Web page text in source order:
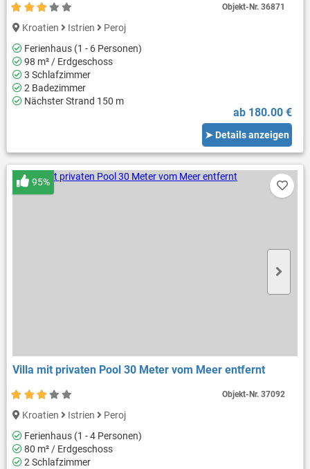
Kroatien Istrien
Peroj
Ferienhaus (1 - 6 Personen)
98 m² / Erdgeschoss
3 Schlafzimmer
2 Badezimmer
Nächster Strand 150 m
ab 180.00 €
➤ Details anzeigen
Objekt-Nr.36871
Villa mit privaten Pool 30 Meter vom Meer entfernt
95%
Kroatien Istrien
Peroj
Ferienhaus (1 - 4 Personen)
80 m² / Erdgeschoss
2 Schlafzimmer
Objekt-Nr.37092